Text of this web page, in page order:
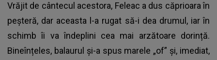
Vrăjit de cântecul acestora, Feleac a dus căprioara în
peșteră, dar aceasta l-a rugat să-i dea drumul, iar în
schimb îi va îndeplini cea mai arzătoare dorință.
Bineînțeles, balaurul și-a spus marele „of” și, imediat,